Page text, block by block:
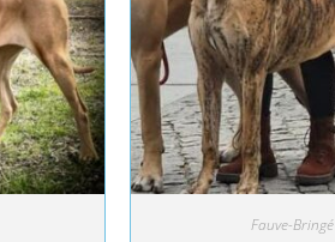
Fauve-Bringé